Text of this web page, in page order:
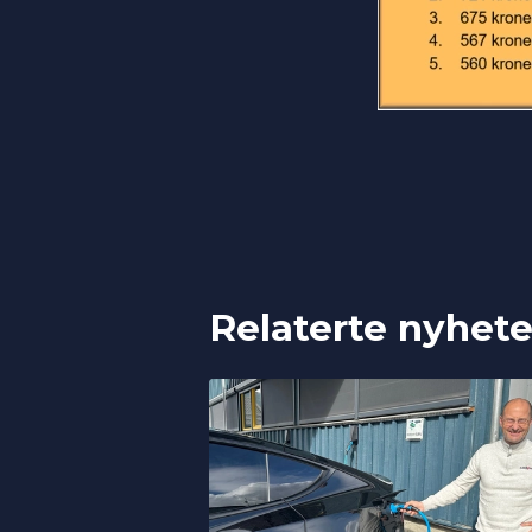
Relaterte